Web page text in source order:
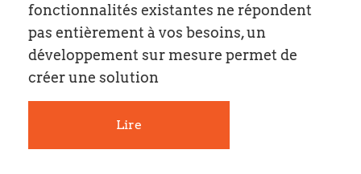
fonctionnalités existantes ne répondent
pas entièrement à vos besoins, un
développement sur mesure permet de
créer une solution
Lire